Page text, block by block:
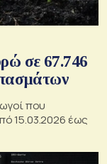
σε 67.746
που
15.03.2026 έως